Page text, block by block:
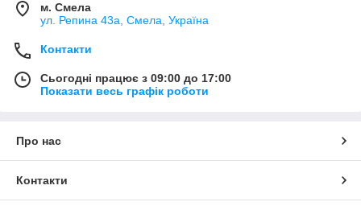
м. Смела
ул. Репина 43а, Смела, Україна
Контакти
Сьогодні працює з 09:00 до 17:00
Показати весь графік роботи
Про нас
Контакти